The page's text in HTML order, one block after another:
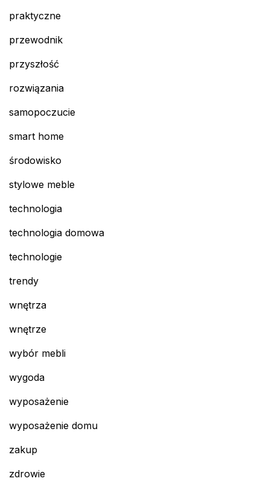
praktyczne
przewodnik
przyszłość
rozwiązania
samopoczucie
smart home
środowisko
stylowe meble
technologia
technologia domowa
technologie
trendy
wnętrza
wnętrze
wybór mebli
wygoda
wyposażenie
wyposażenie domu
zakup
zdrowie